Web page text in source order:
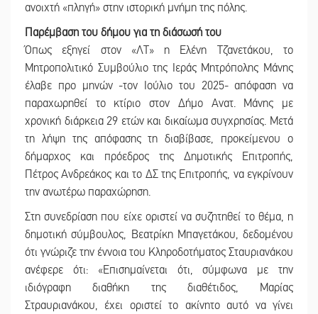
ανοιχτή «πληγή» στην ιστορική μνήμη της πόλης.
Παρέμβαση του δήμου για τη διάσωσή του
Όπως εξηγεί στον «ΛΤ» η Ελένη Τζανετάκου, το
Μητροπολιτικό Συμβούλιο της Ιεράς Μητρόπολης Μάνης
έλαβε προ μηνών -τον Ιούλιο του 2025- απόφαση να
παραχωρηθεί το κτίριο στον Δήμο Ανατ. Μάνης με
χρονική διάρκεια 29 ετών και δικαίωμα συγχρησίας. Μετά
τη λήψη της απόφασης τη διαβίβασε, προκείμενου ο
δήμαρχος και πρόεδρος της Δημοτικής Επιτροπής,
Πέτρος Ανδρεάκος και το ΔΣ της Επιτροπής, να εγκρίνουν
την ανωτέρω παραχώρηση.
Στη συνεδρίαση που είχε οριστεί να συζητηθεί το θέμα, η
δημοτική σύμβουλος, Βεατρίκη Μπαγετάκου, δεδομένου
ότι γνώριζε την έννοια του Κληροδοτήματος Σταυριανάκου
ανέφερε ότι: «Επισημαίνεται ότι, σύμφωνα με την
ιδιόγραφη διαθήκη της διαθέτιδος, Μαρίας
Στραυριανάκου, έχει οριστεί το ακίνητο αυτό να γίνει